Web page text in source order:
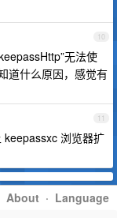
10
无法使
道什么原因，感觉有
11
keepassxc 浏览器扩
About · Language